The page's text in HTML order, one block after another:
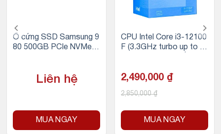
Ổ cứng SSD Samsung 9
80 500GB PCIe NVMe 3.
Liên hệ
MUA NGAY
CPU Intel Core i3-12100
F (3.3GHz turbo up to 4.
2,490,000 ₫
2,850,000₫
MUA NGAY